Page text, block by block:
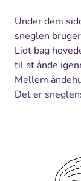
Under dem
sneglen
Lidt bag
til at ånde
Mellem
Det er